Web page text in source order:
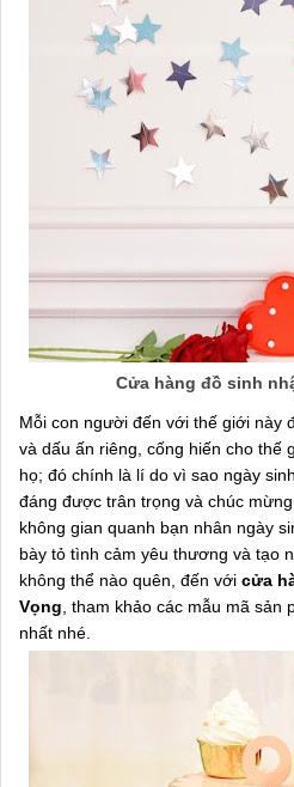
Cửa hàng đồ sinh
Mỗi con người đến với thế giới này
và dấu ấn riêng, cống hiến cho thế
họ; đó chính là lí do vì sao ngày
đáng được trân trọng và chúc
không gian quanh bạn nhân ngày
bày tỏ tình cảm yêu thương và tạo
không thể nào quên, đến với cửa
Vọng , tham khảo các mẫu mã sản
nhất nhé.